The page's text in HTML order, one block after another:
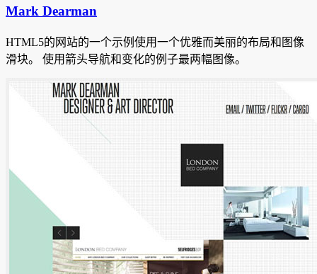
Mark Dearman
HTML5的网站的一个示例使用一个优雅而美丽的布局和图像
滑块。
使用箭头导航和变化的例子最两幅图像。